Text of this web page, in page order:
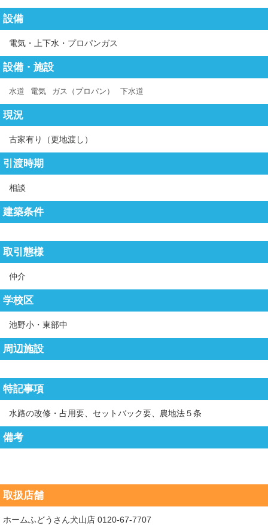
設備
電気・上下水・プロパンガス
設備・施設
水道 電気 ガス（プロパン） 下水道
現況
古家有り（更地渡し）
引渡時期
相談
建築条件
取引態様
仲介
学校区
池野小・東部中
周辺施設
特記事項
水路の改修・占用要、セットバック要、農地法５条
備考
取扱店舗
ホームふどうさん犬山店 0120-67-7707